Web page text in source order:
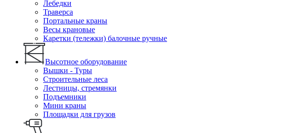
Лебедки
Траверса
Портальные краны
Весы крановые
Каретки (тележки) балочные ручные
Высотное оборудование
Вышки - Туры
Строительные леса
Лестницы, стремянки
Подъемники
Мини краны
Площадки для грузов